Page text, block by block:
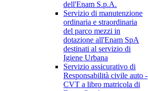
dell'Enam S.p.A.
Servizio di manutenzione
ordinaria e straordinaria
del parco mezzi in
dotazione all'Enam SpA
destinati al servizio di
Igiene Urbana
Servizio assicurativo di
Responsabilità civile auto -
CVT a libro matricola di